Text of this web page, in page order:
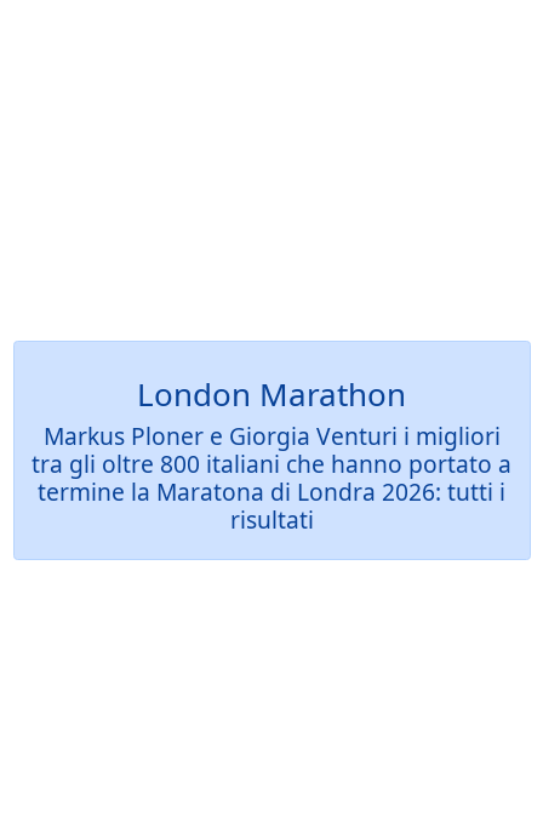
London Marathon
Markus Ploner e Giorgia Venturi i migliori
tra gli oltre 800 italiani che hanno portato a
termine la Maratona di Londra 2026: tutti i
risultati